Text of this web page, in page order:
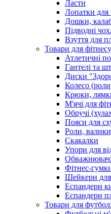
Ласти
Лопатки для
Дошки,
Підводні
Взуття для
Товари для
Атлетичні
Гантелі та
Диски
Колесо
Крюки,
М'ячі для
Обручі
Пояси для
Роли,
Скакалки
Упори для
Обважнювачі
Фітнес-
Шейкери для
Еспандери
Еспандери
Товари для